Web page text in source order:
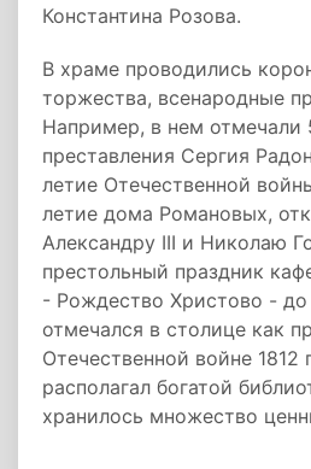
Константина Розова.
В храме проводились
торжества, всенародные
Например, в нем отмечали
преставления Сергия
летие Отечественной
летие дома Романовых,
Александру III и Николаю
престольный праздник
- Рождество Христово - до
отмечался в столице как
Отечественной войне 1812
располагал богатой
хранилось множество